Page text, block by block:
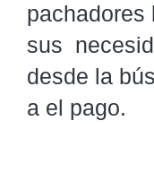
pachadores
sus
desde la
a el pago.